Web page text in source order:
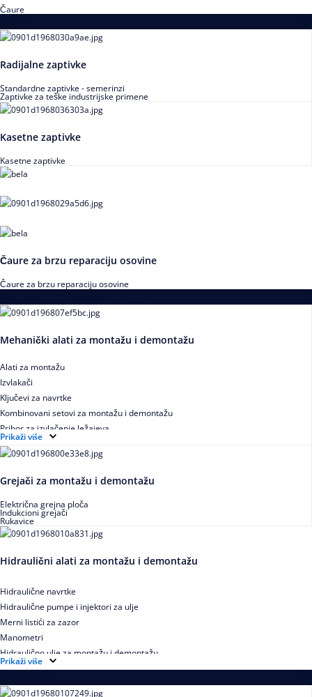
Čaure
Radijalne zaptivke
Standardne zaptivke - semerinzi
Zaptivke za teške industrijske primene
Kasetne zaptivke
Kasetne zaptivke
Čaure za brzu reparaciju osovine
Čaure za brzu reparaciju osovine
Mehanički alati za montažu i demontažu
Alati za montažu
Izvlakači
Ključevi za navrtke
Kombinovani setovi za montažu i demontažu
Pribor za izvlačenje ležajeva
Prikaži više
Grejači za montažu i demontažu
Električna grejna ploča
Indukcioni grejači
Rukavice
Hidraulični alati za montažu i demontažu
Hidraulične navrtke
Hidraulične pumpe i injektori za ulje
Merni listići za zazor
Manometri
Hidraulično ulje za montažu i demontažu
Prikaži više